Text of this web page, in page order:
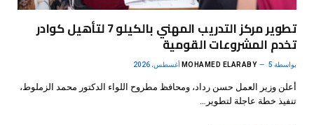
تطوير مركز التدريب المهني بالكيلو 7 لتأهيل كوادر
تخدم المشروعات القومية
بواسطة MOHAMED ELARABY 5 أغسطس، 2026
أعلن وزير العمل حسن رداد، ومحافظ مطروح اللواء الدكتور محمد الزملوط،
تنفيذ خطة عاجلة لتطوير…